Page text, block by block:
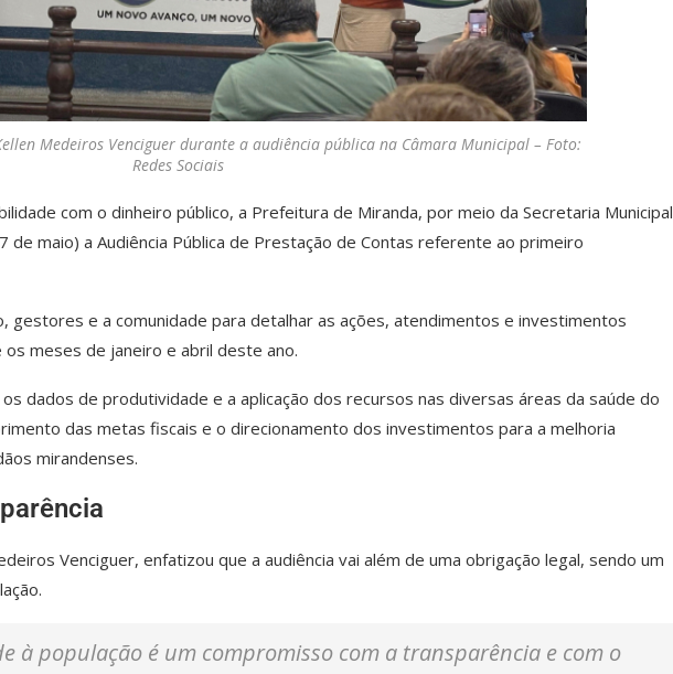
Medeiros Venciguer durante a audiência pública na Câmara Municipal – Foto:
Redes Sociais
com o dinheiro público, a Prefeitura de Miranda, por meio da Secretaria Municipal
de maio) a Audiência Pública de Prestação de Contas referente ao primeiro
gestores e a comunidade para detalhar as ações, atendimentos e investimentos
meses de janeiro e abril deste ano.
dados de produtividade e a aplicação dos recursos nas diversas áreas da saúde do
das metas fiscais e o direcionamento dos investimentos para a melhoria
mirandenses.
Venciguer, enfatizou que a audiência vai além de uma obrigação legal, sendo um
à população é um compromisso com a transparência e com o